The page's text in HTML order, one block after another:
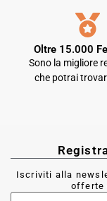
Oltre 15.000
Sono la migliore
che potrai
Iscriviti alla
offerte